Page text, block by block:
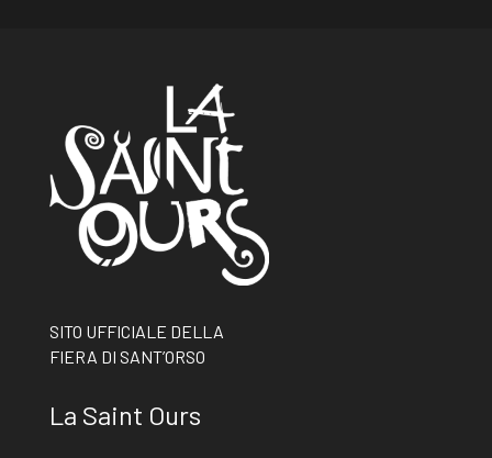
SITO UFFICIALE DELLA
FIERA DI SANT’ORSO
La Saint Ours